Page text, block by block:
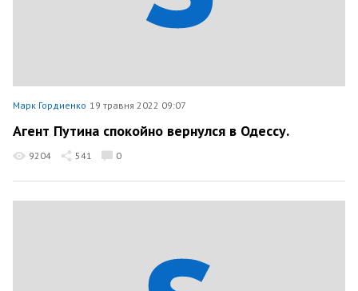
Марк Гордиенко 19 травня 2022 09:07
Агент Путина спокойно вернулся в Одессу.
9204 541 0